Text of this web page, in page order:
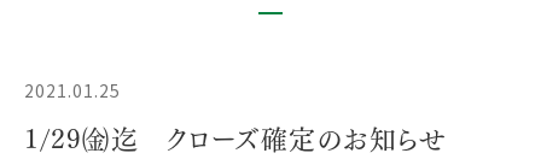
2021.01.25
1/29㈮迄 クローズ確定のお知らせ